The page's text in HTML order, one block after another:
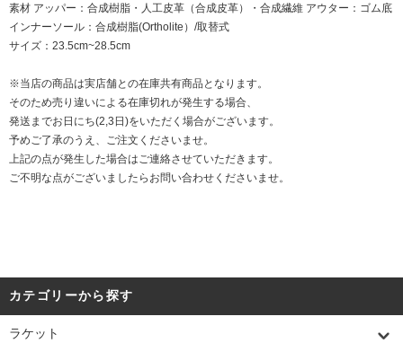
素材 アッパー：合成樹脂・人工皮革（合成皮革）・合成繊維 アウター：ゴム底
インナーソール：合成樹脂(Ortholite）/取替式
サイズ：23.5cm~28.5cm
※当店の商品は実店舗との在庫共有商品となります。
そのため売り違いによる在庫切れが発生する場合、
発送までお日にち(2,3日)をいただく場合がございます。
予めご了承のうえ、ご注文くださいませ。
上記の点が発生した場合はご連絡させていただきます。
ご不明な点がございましたらお問い合わせくださいませ。
カテゴリーから探す
ラケット